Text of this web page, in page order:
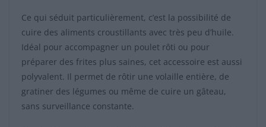
Ce qui séduit particulièrement, c’est la possibilité de
cuire des aliments croustillants avec très peu d’huile.
Idéal pour accompagner un poulet rôti ou pour
préparer des frites plus saines, cet accessoire est aussi
polyvalent. Il permet de rôtir une volaille entière, de
gratiner des légumes ou même de cuire un gâteau,
sans surveillance constante.